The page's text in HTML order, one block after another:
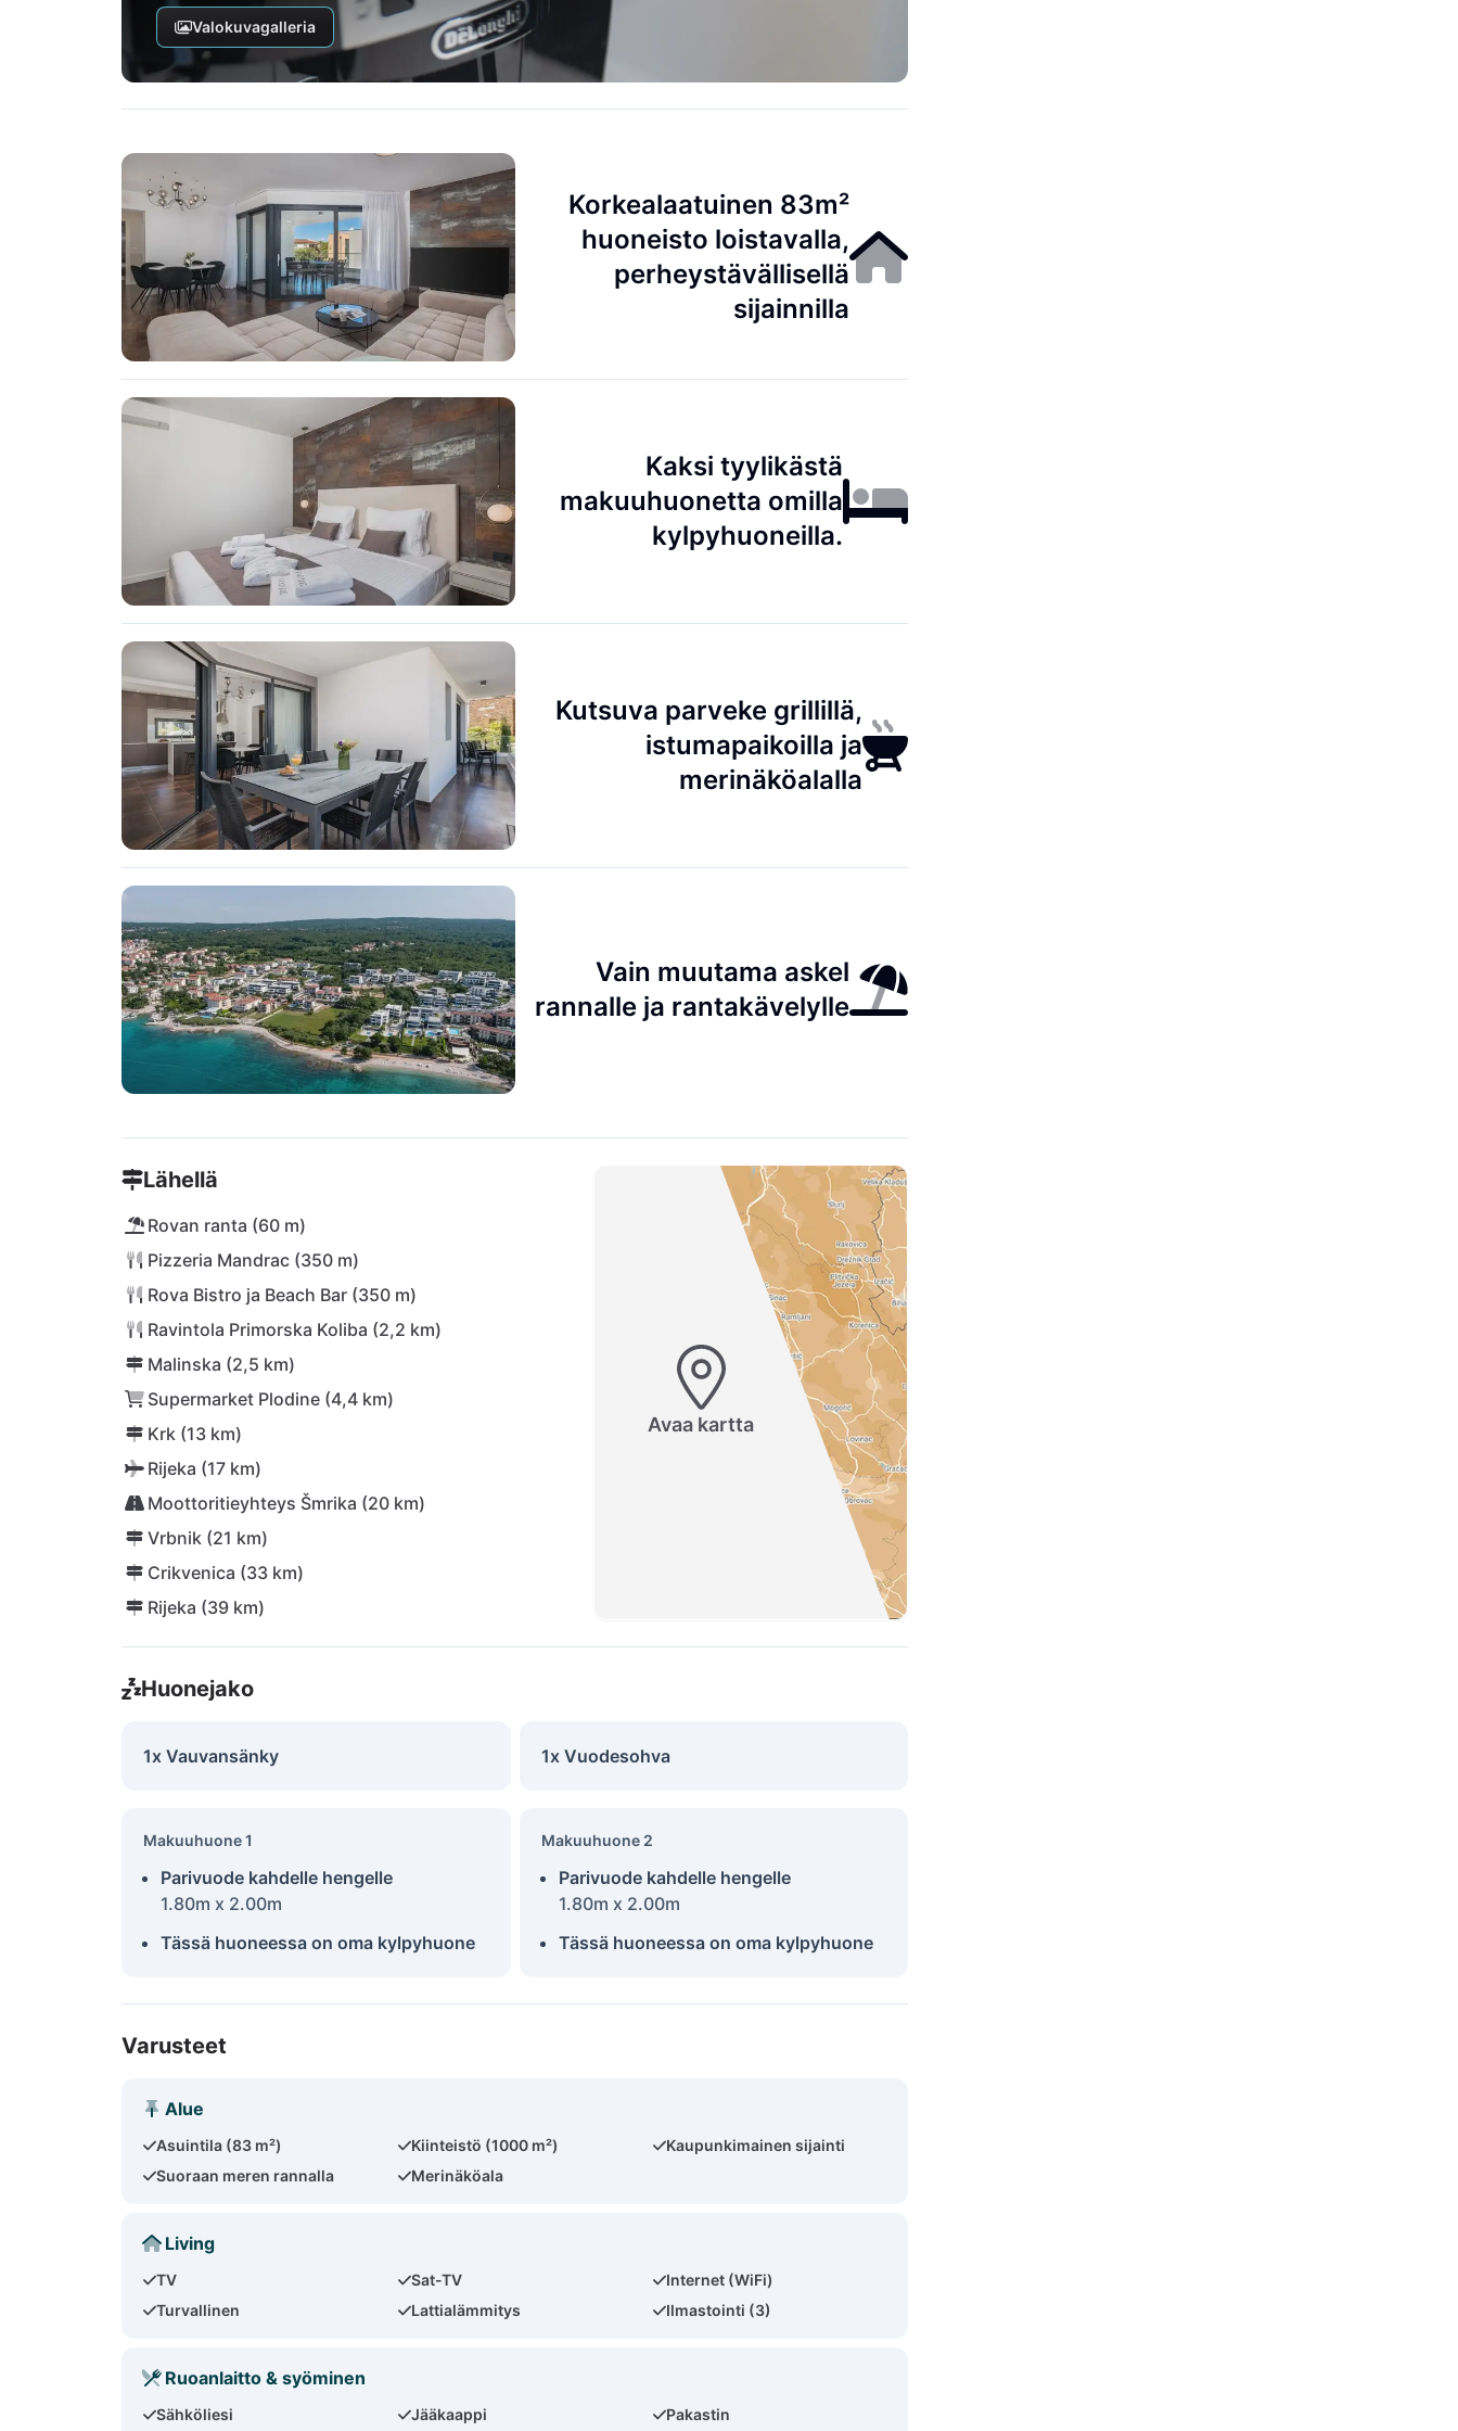
Valokuvagalleria
Korkealaatuinen 83m²
huoneisto loistavalla,
perheystävällisellä
sijainnilla
Kaksi tyylikästä
makuuhuonetta omilla
kylpyhuoneilla.
Kutsuva parveke grillillä,
istumapaikoilla ja
merinäköalalla
Vain muutama askel
rannalle ja rantakävelylle
Lähellä
Rovan ranta (60 m)
Pizzeria Mandrac (350 m)
Rova Bistro ja Beach Bar (350 m)
Ravintola Primorska Koliba (2,2 km)
Malinska (2,5 km)
Supermarket Plodine (4,4 km)
Krk (13 km)
Rijeka (17 km)
Moottoritieyhteys Šmrika (20 km)
Vrbnik (21 km)
Crikvenica (33 km)
Rijeka (39 km)
Avaa kartta
Huonejako
1x Vauvansänky 1x Vuodesohva
Makuuhuone 1
Parivuode kahdelle hengelle
1.80m x 2.00m
Tässä huoneessa on oma kylpyhuone
Makuuhuone 2
Parivuode kahdelle hengelle
1.80m x 2.00m
Tässä huoneessa on oma kylpyhuone
Varusteet
Alue
Asuintila (83 m²) Kiinteistö (1000 m²)
Kaupunkimainen sijainti
Suoraan meren rannalla
Merinäköala
Living
TV Sat-TV
Internet (WiFi)
Turvallinen
Lattialämmitys Ilmastointi (3)
Ruoanlaitto & syöminen
Sähköliesi Jääkaappi Pakastin